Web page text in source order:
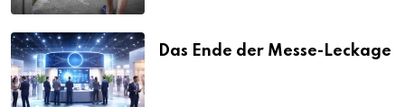
Das Ende der Messe-Leckage